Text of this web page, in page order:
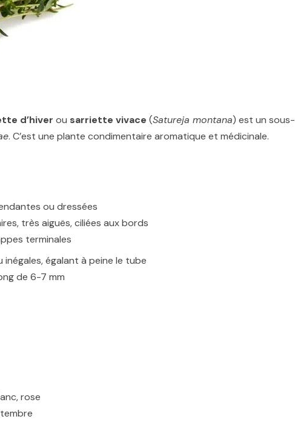
d’hiver ou sarriette vivace (Satureja montana) est un sous-
. C’est une plante condimentaire aromatique et médicinale.
ou dressées
très aiguës, ciliées aux bords
terminales
égalant à peine le tube
de 6-7 mm
rose